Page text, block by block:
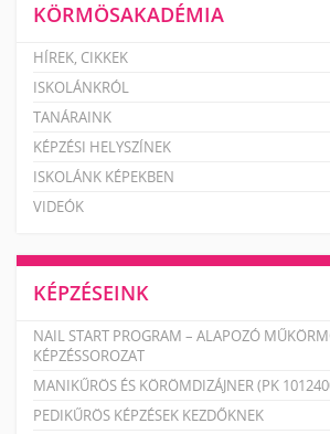
KÖRMÖSAKADÉMIA
HÍREK, CIKKEK
ISKOLÁNKRÓL
TANÁRAINK
KÉPZÉSI HELYSZÍNEK
ISKOLÁNK KÉPEKBEN
VIDEÓK
KÉPZÉSEINK
NAIL START PROGRAM – ALAPOZÓ
KÉPZÉSSOROZAT
MANIKŰRÖS ÉS KÖRÖMDIZÁJNER (PK
PEDIKŰRÖS KÉPZÉSEK KEZDŐKNEK